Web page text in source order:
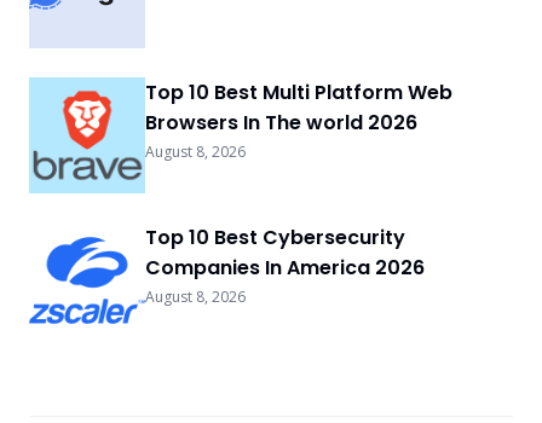
Top 10 Best Multi Platform Web
Browsers In The world 2026
August 8, 2026
Top 10 Best Cybersecurity
Companies In America 2026
August 8, 2026